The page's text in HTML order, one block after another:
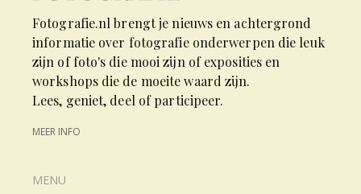
Fotografie.nl brengt je nieuws en achtergrond
informatie over fotografie onderwerpen die leuk
zijn of foto's die mooi zijn of exposities en
workshops die de moeite waard zijn.
Lees, geniet, deel of participeer.
MEER INFO
MENU